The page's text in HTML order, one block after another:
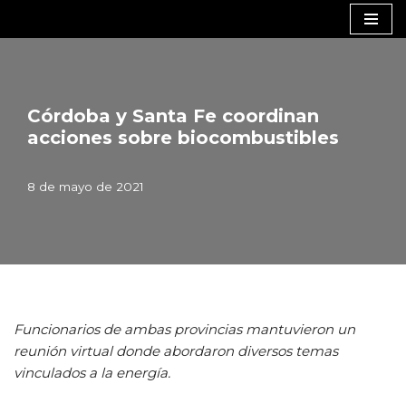
Córdoba y Santa Fe coordinan
acciones sobre biocombustibles
8 de mayo de 2021
Funcionarios de ambas provincias mantuvieron un
reunión virtual donde abordaron diversos temas
vinculados a la energía.